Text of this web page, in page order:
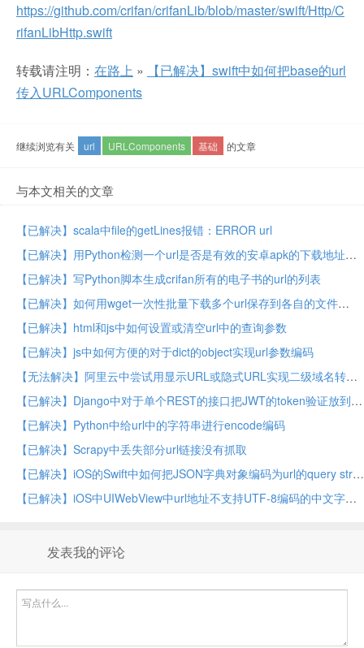
https://github.com/crifan/crifanLib/blob/master/swift/Http/C
rifanLibHttp.swift
转载请注明： 在路上 »
【已解决】swift中如何把base的url
传入URLComponents
继续浏览有关 url URLComponents 基础 的文章
与本文相关的文章
【已解决】scala中file的getLines报错：ERROR url
【已解决】用Python检测一个url是否是有效的安卓apk的下载地址
【已解决】写Python脚本生成crifan所有的电子书的url的列表
【已解决】如何用wget一次性批量下载多个url保存到各自的文件
【已解决】html和js中如何设置或清空url中的查询参数
【已解决】js中如何方便的对于dict的object实现url参数编码
【无法解决】阿里云中尝试用显示URL或隐式URL实现二级域名转发中的端口转发
【已解决】Django中对于单个REST的接口把JWT的token验证放到query string的url中
【已解决】Python中给url中的字符串进行encode编码
【已解决】Scrapy中丢失部分url链接没有抓取
【已解决】iOS的Swift中如何把JSON字典对象编码为url的query string
【已解决】iOS中UIWebView中url地址不支持UTF-8编码的中文字符
发表我的评论